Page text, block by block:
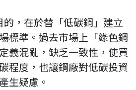
的，在於替「低碳鋼」建立
標準。過去市場上「綠色鋼
義混亂，缺乏一致性，使買
程度，也讓鋼廠對低碳投資
生疑慮。